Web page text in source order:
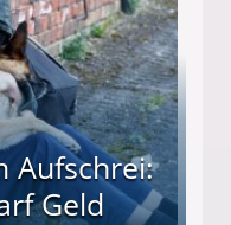
Aufschrei:
Geld